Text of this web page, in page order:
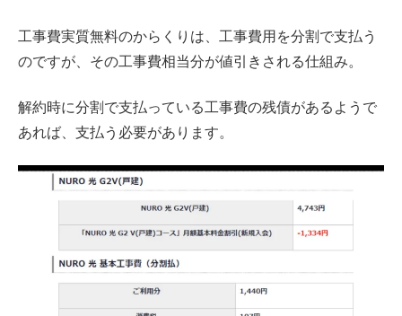
工事費実質無料のからくりは、工事費用を分割で支払う
のですが、その工事費相当分が値引きされる仕組み。
解約時に分割で支払っている工事費の残債があるようで
あれば、支払う必要があります。